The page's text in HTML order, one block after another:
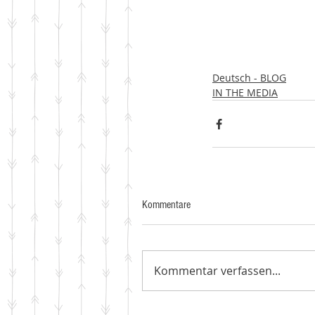
Deutsch - BLOG
IN THE MEDIA
Kommentare
Kommentar verfassen...